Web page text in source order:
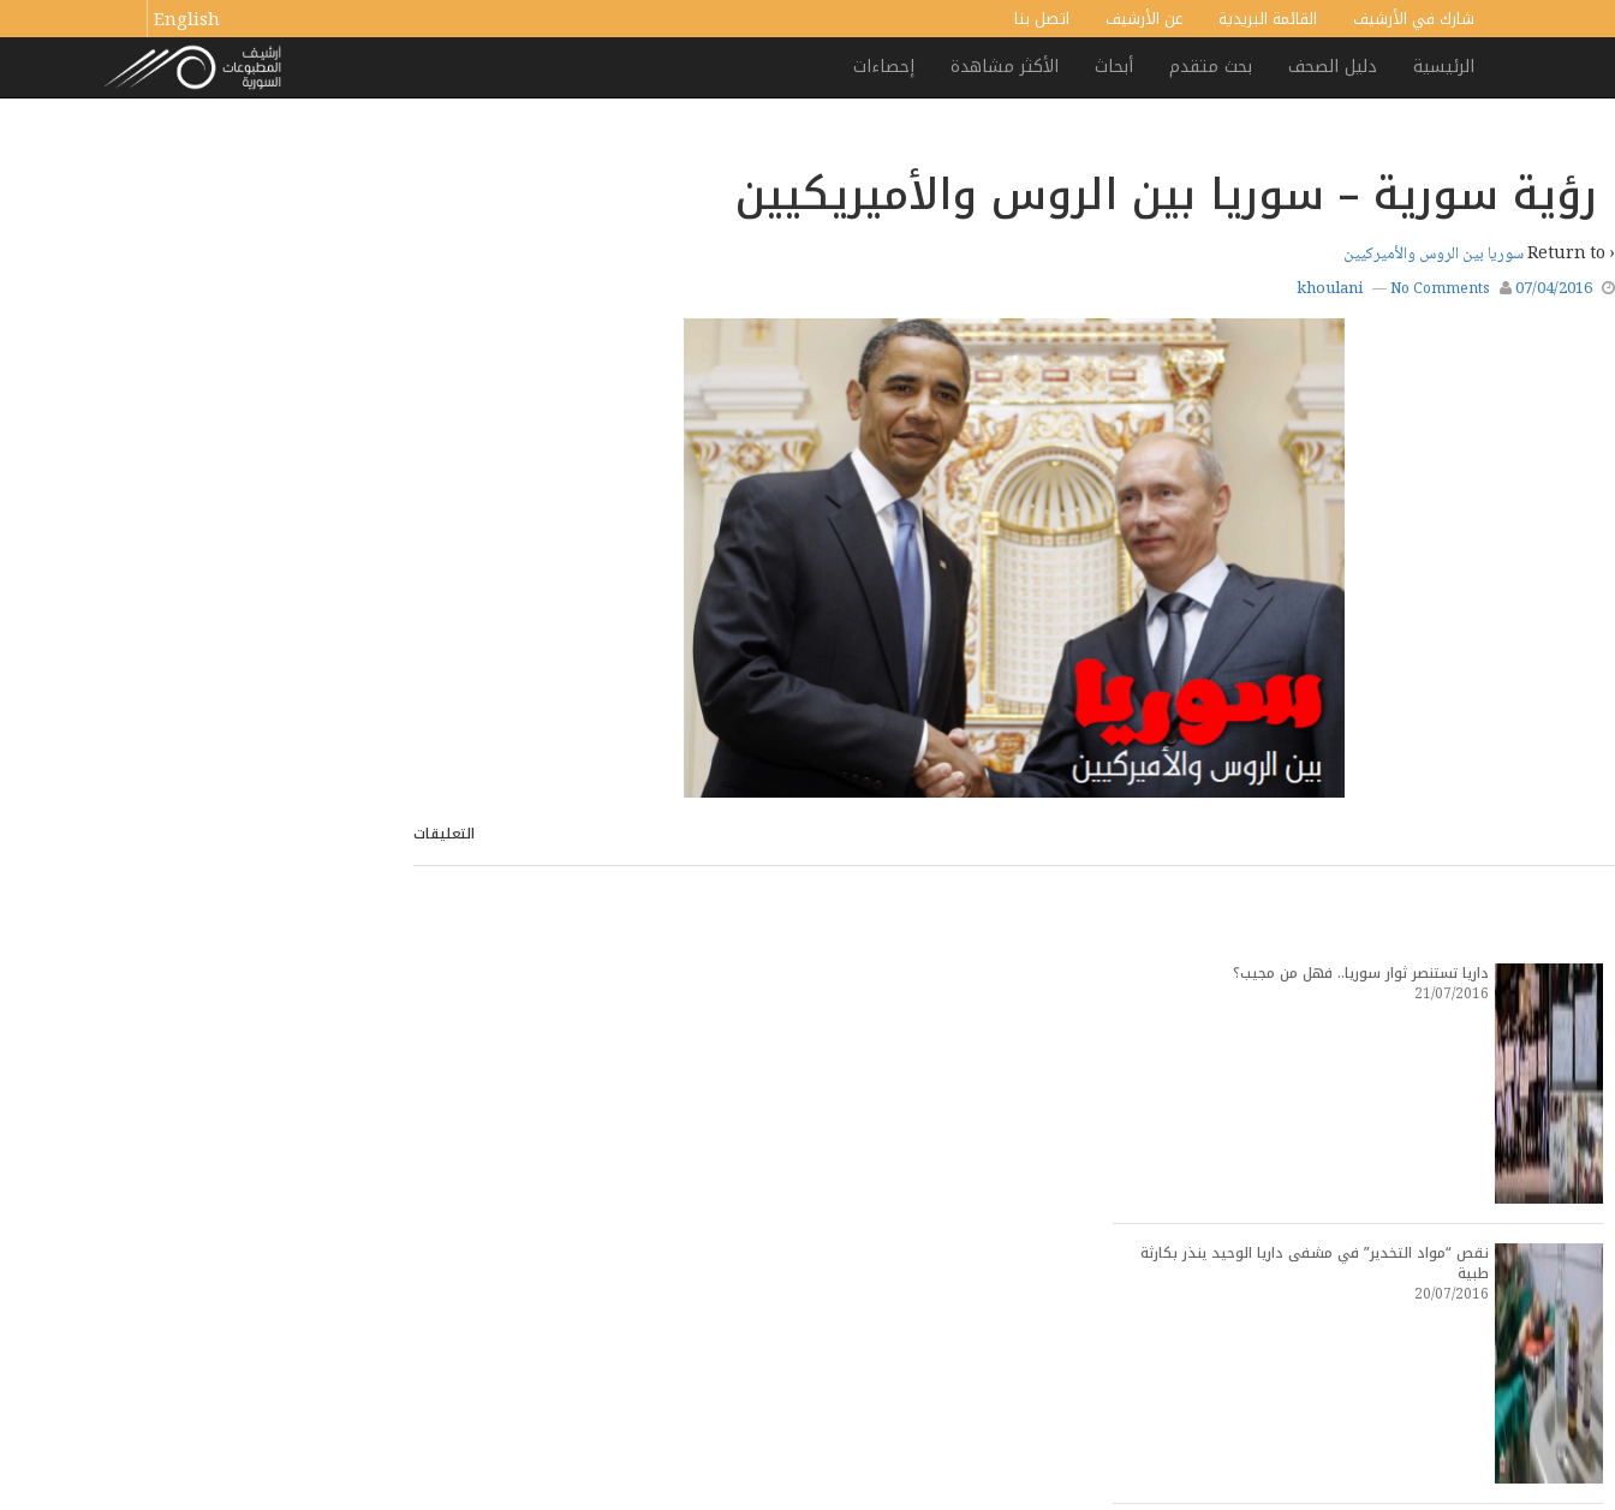
شارك في الأرشيف القائمة البريدية عن الأرشيف اتصل بنا English
الرئيسية دليل الصحف بحث متقدم أبحاث الأكثر مشاهدة إحصاءات
رؤية سورية – سوريا بين الروس والأميريكيين
‹ Return to سوريا بين الروس والأميركيين
07/04/2016
khoulani —No Comments
التعليقات
داريا تستنصر ثوار سوريا.. فهل من مجيب؟
21/07/2016
نقص “مواد التخدير” في مشفى داريا الوحيد ينذر بكارثة
طبية
20/07/2016